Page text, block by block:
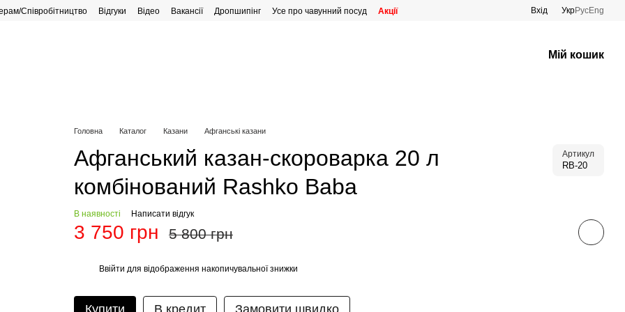
Співробітництво Відгуки Відео Вакансії Дропшипінг Усе про чавунний посуд
Акції
Вхід УкрРусEng
Мій кошик
Головна Каталог Казани Афганські казани
Афганський казан-скороварка 20 л
комбінований Rashko Baba
Артикул
RB-20
В наявності Написати відгук
3 750 грн 5 800 грн
Ввійти для відображення накопичувальної знижки
Купити В кредит Замовити швидко